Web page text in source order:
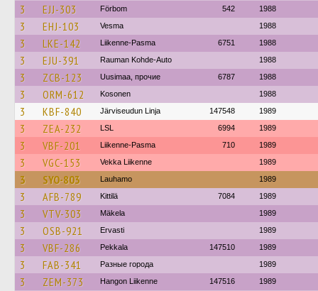
3 EJJ-303 Förbom 542 1988
3 EHJ-103 Vesma 1988
3 LKE-142 Liikenne-Pasma 6751 1988
3 EJU-391 Rauman Kohde-Auto 1988
3 ZCB-123 Uusimaa, прочие 6787 1988
3 ORM-612 Kosonen 1988
3 KBF-840 Järviseudun Linja 147548 1989
3 ZEA-232 LSL 6994 1989
3 VBF-201 Liikenne-Pasma 710 1989
3 VGC-153 Vekka Liikenne 1989
3 SYO-803 Lauhamo 1989
3 AFB-789 Kittilä 7084 1989
3 VTV-303 Mäkela 1989
3 OSB-921 Ervasti 1989
3 VBF-286 Pekkala 147510 1989
3 FAB-341 Разные города 1989
3 ZEM-373 Hangon Liikenne 147516 1989